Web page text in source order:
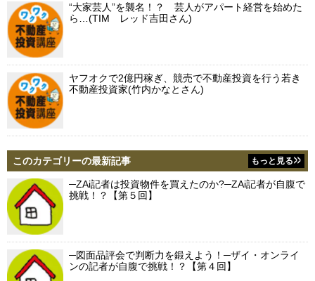
“大家芸人”を襲名！？ 芸人がアパート経営を始めた
ら…(TIM レッド吉田さん)
ヤフオクで2億円稼ぎ、競売で不動産投資を行う若き
不動産投資家(竹内かなとさん)
このカテゴリーの最新記事 もっと見る
─ZAi記者は投資物件を買えたのか?─ZAi記者が自腹で
挑戦！？【第５回】
─図面品評会で判断力を鍛えよう！─ザイ・オンライ
ンの記者が自腹で挑戦！？【第４回】